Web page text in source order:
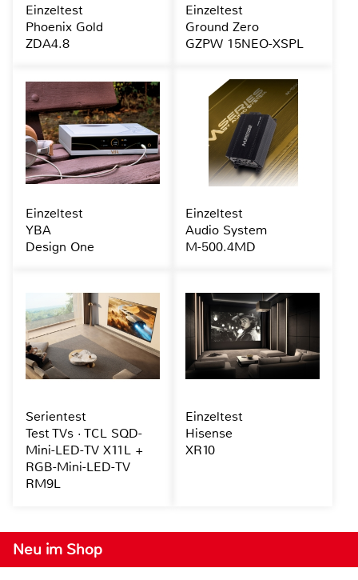
Neu im Shop
Einzeltest
Phoenix Gold
ZDA4.8
Einzeltest
Ground Zero
GZPW 15NEO-XSPL
Einzeltest
YBA
Design One
Einzeltest
Audio System
M-500.4MD
Serientest
Test TVs · TCL SQD-
Mini-LED-TV X11L +
RGB-Mini-LED-TV
RM9L
Einzeltest
Hisense
XR10